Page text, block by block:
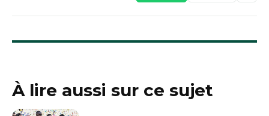
À lire aussi sur ce sujet